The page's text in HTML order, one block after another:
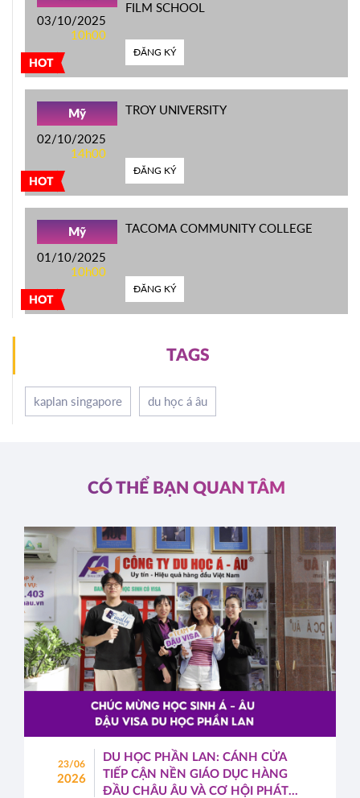
HOT
03/10/2025
10h00
FILM SCHOOL
ĐĂNG KÝ
HOT
Mỹ
02/10/2025
14h00
TROY UNIVERSITY
ĐĂNG KÝ
HOT
Mỹ
01/10/2025
10h00
TACOMA COMMUNITY COLLEGE
ĐĂNG KÝ
TAGS
kaplan singapore du học á âu
CÓ THỂ BẠN QUAN TÂM
23/06
2026
DU HỌC PHẦN LAN: CÁNH CỬA
TIẾP CẬN NỀN GIÁO DỤC HÀNG
ĐẦU CHÂU ÂU VÀ CƠ HỘI PHÁT